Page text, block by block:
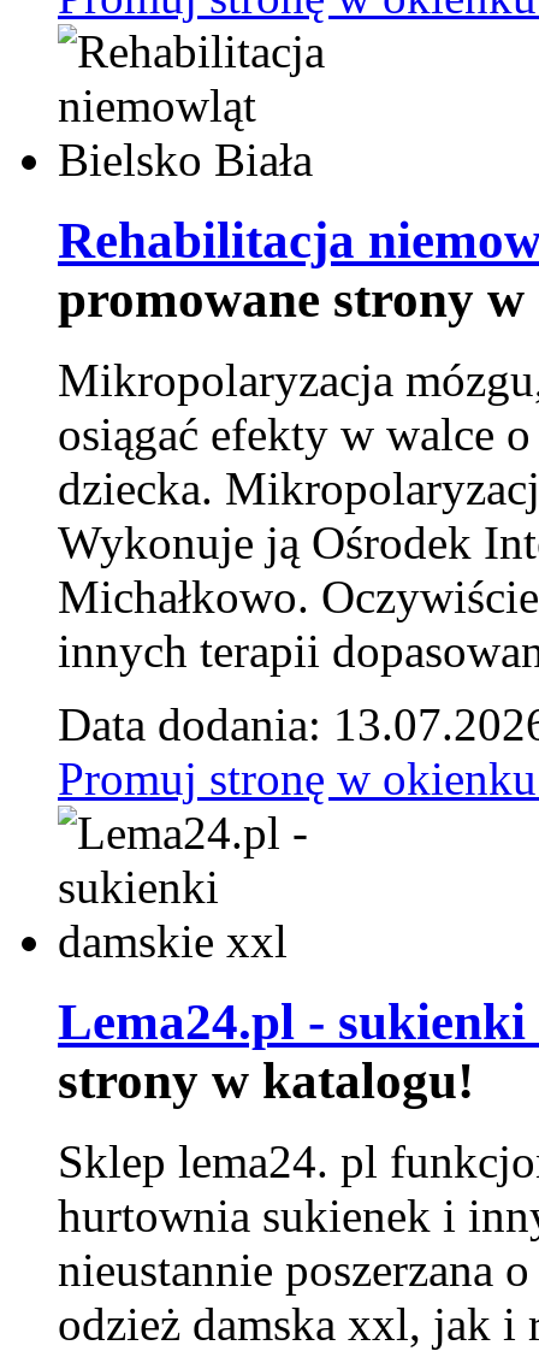
Rehabilitacja
promowane strony
Mikropolaryzacja
osiągać efekty w walce
dziecka.
Wykonuje ją Ośrodek
Michałkowo.
innych terapii
Data dodania:
Promuj stronę w
Lema24.pl -
strony w katalogu!
Sklep lema24. pl
hurtownia sukienek i
nieustannie poszerzana
odzież damska xxl, jak i